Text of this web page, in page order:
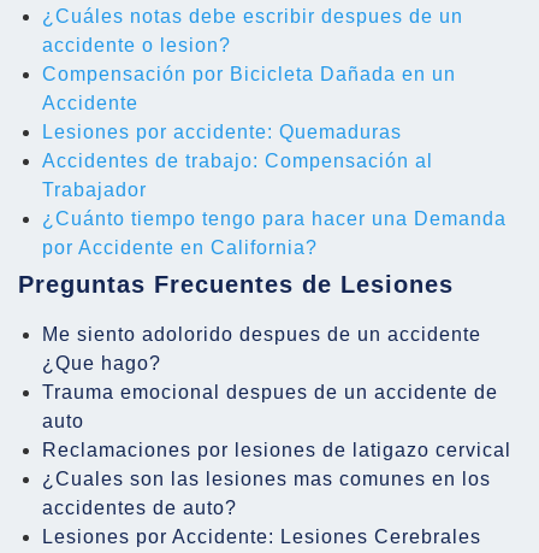
¿Cuáles notas debe escribir despues de un
accidente o lesion?
Compensación por Bicicleta Dañada en un
Accidente
Lesiones por accidente: Quemaduras
Accidentes de trabajo: Compensación al
Trabajador
¿Cuánto tiempo tengo para hacer una Demanda
por Accidente en California?
Preguntas Frecuentes de Lesiones
Me siento adolorido despues de un accidente
¿Que hago?
Trauma emocional despues de un accidente de
auto
Reclamaciones por lesiones de latigazo cervical
¿Cuales son las lesiones mas comunes en los
accidentes de auto?
Lesiones por Accidente: Lesiones Cerebrales